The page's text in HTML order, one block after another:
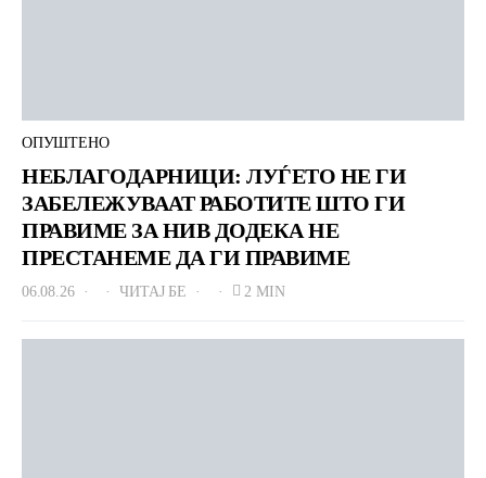
ОПУШТЕНО
НЕБЛАГОДАРНИЦИ: ЛУЃЕТО НЕ ГИ
ЗАБЕЛЕЖУВААТ РАБОТИТЕ ШТО ГИ
ПРАВИМЕ ЗА НИВ ДОДЕКА НЕ
ПРЕСТАНЕМЕ ДА ГИ ПРАВИМЕ
06.08.26 ЧИТАЈ БЕ 2 MIN